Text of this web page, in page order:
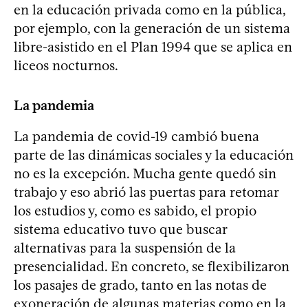
en la educación privada como en la pública,
por ejemplo, con la generación de un sistema
libre-asistido en el Plan 1994 que se aplica en
liceos nocturnos.
La pandemia
La pandemia de covid-19 cambió buena
parte de las dinámicas sociales y la educación
no es la excepción. Mucha gente quedó sin
trabajo y eso abrió las puertas para retomar
los estudios y, como es sabido, el propio
sistema educativo tuvo que buscar
alternativas para la suspensión de la
presencialidad. En concreto, se flexibilizaron
los pasajes de grado, tanto en las notas de
exoneración de algunas materias como en la